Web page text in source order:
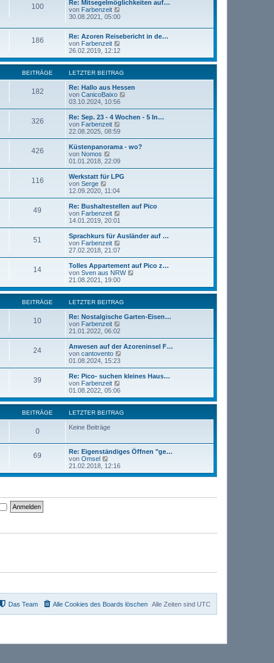
t
r
a
g
r
B
i
t
r
a
g
100
Re: Mitsegelmöglichkeiten auf…
von Farbenzeit
e
s
r
B
e
i
t
r
g
30.08.2021, 05:00
186
Re: Azoren Reisebericht in de…
von Farbenzeit
u
e
s
t
e
r
B
i
t
26.02.2019, 12:12
BEITRÄGE LETZTER BEITRAG
182
Re: Hallo aus Hessen
von CanicoBaixo
u
e
B
03.10.2024, 10:56
326
Re: Sep. 23 - 4 Wochen - 5 In…
von Farbenzeit
u
e
r
B
r
22.08.2025, 08:59
426
Küstenpanorama - wo?
von Nomos
e
u
e
t
B
e
i
r
a
g
01.01.2018, 22:09
116
Werkstatt für LPG
von Serge
e
u
e
s
t
r
B
e
i
r
a
g
12.09.2020, 11:04
49
Re: Bushaltestellen auf Pico
von Farbenzeit
u
e
B
e
t
a
14.01.2019, 20:01
51
Sprachkurs für Ausländer auf …
von Farbenzeit
u
e
s
r
B
e
t
27.02.2018, 21:07
14
Tolles Appartement auf Pico z…
von Sven aus NRW
u
e
t
e
t
21.08.2021, 19:00
BEITRÄGE LETZTER BEITRAG
10
Re: Nostalgische Garten-Eisen…
von Farbenzeit
u
e
s
B
t
a
21.01.2022, 06:02
24
Anwesen auf der Azoreninsel F…
von cantovento
u
e
r
B
e
a
g
01.08.2024, 15:23
39
Re: Pico- suchen kleines Haus…
von Farbenzeit
u
e
s
t
e
i
a
01.08.2022, 05:06
BEITRÄGE LETZTER BEITRAG
0 Keine Beiträge
69
Re: Eigenständiges Öffnen "ge…
von Omsel
e
u
e
21.02.2018, 12:16
Alle Zeiten sind UTC
Alle Cookies des Boards löschen
Das Team